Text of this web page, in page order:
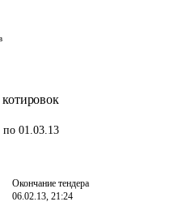
по 01.03.13
Окончание тендера
06.02.13, 21:24